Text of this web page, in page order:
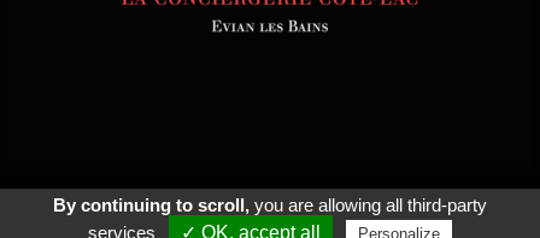
© 2026 Agence Web Thonon Les Bains -
Référencement Google Thonon
Clic And Go création site internet thonon clicandgo.com
By continuing to scroll,you are allowing all third-party
services
✓ OK, accept all Personalize